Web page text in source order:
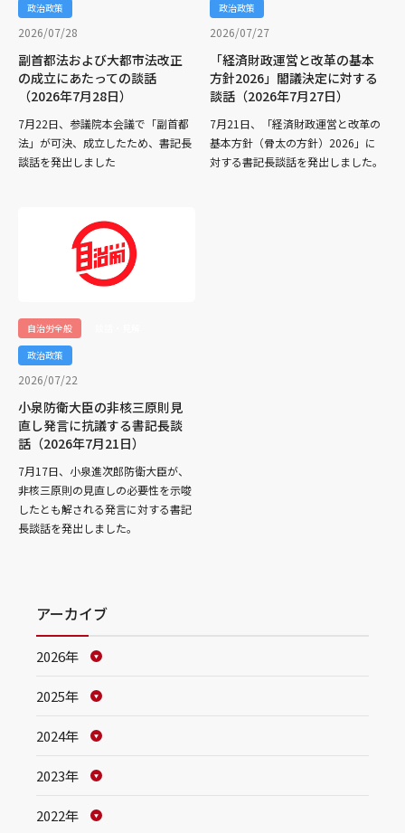
政治政策
2026/07/28
副首都法および大都市法改正
の成立にあたっての談話
（2026年7月28日）
7月22日、参議院本会議で「副首都
法」が可決、成立したため、書記長
談話を発出しました
政治政策
2026/07/27
「経済財政運営と改革の基本
方針2026」閣議決定に対する
談話（2026年7月27日）
7月21日、「経済財政運営と改革の
基本方針（骨太の方針）2026」に
対する書記長談話を発出しました。
自治労全般
政治政策
2026/07/22
小泉防衛大臣の非核三原則見
直し発言に抗議する書記長談
話（2026年7月21日）
7月17日、小泉進次郎防衛大臣が、
非核三原則の見直しの必要性を示唆
したとも解される発言に対する書記
長談話を発出しました。
アーカイブ
2026年
2025年
2024年
2023年
2022年